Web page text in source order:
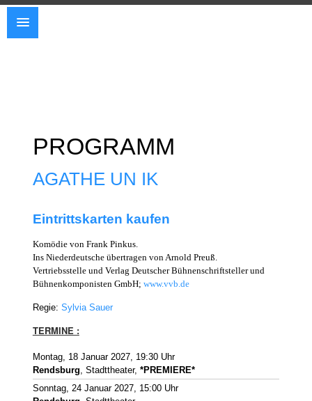
PROGRAMM
AGATHE UN IK
Eintrittskarten kaufen
Komödie von Frank Pinkus.
Ins Niederdeutsche übertragen von Arnold Preuß.
Vertriebsstelle und Verlag Deutscher Bühnenschriftsteller und
Bühnenkomponisten GmbH; www.vvb.de
Regie: Sylvia Sauer
TERMINE :
Montag, 18 Januar 2027, 19:30 Uhr
Rendsburg, Stadttheater, *PREMIERE*
Sonntag, 24 Januar 2027, 15:00 Uhr